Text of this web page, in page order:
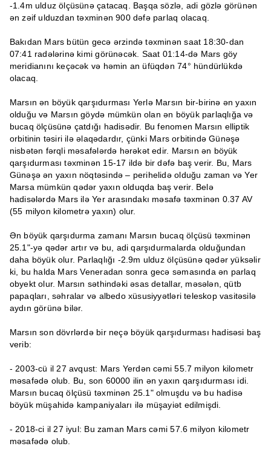
-1.4m ulduz ölçüsünə çatacaq. Başqa sözlə, adi gözlə görünən
ən zəif ulduzdan təxminən 900 dəfə parlaq olacaq.
Bakıdan Mars bütün gecə ərzində təxminən saat 18:30-dan
07:41 radələrinə kimi görünəcək. Saat 01:14-də Mars göy
meridianını keçəcək və həmin an üfüqdən 74° hündürlükdə
olacaq.
Marsın ən böyük qarşıdurması Yerlə Marsın bir-birinə ən yaxın
olduğu və Marsın göydə mümkün olan ən böyük parlaqlığa və
bucaq ölçüsünə çatdığı hadisədir. Bu fenomen Marsın elliptik
orbitinin təsiri ilə əlaqədardır, çünki Mars orbitində Günəşə
nisbətən fərqli məsafələrdə hərəkət edir. Marsın ən böyük
qarşıdurması təxminən 15-17 ildə bir dəfə baş verir. Bu, Mars
Günəşə ən yaxın nöqtəsində – perihelidə olduğu zaman və Yer
Marsa mümkün qədər yaxın olduqda baş verir. Belə
hadisələrdə Mars ilə Yer arasındakı məsafə təxminən 0.37 AV
(55 milyon kilometrə yaxın) olur.
Ən böyük qarşıdurma zamanı Marsın bucaq ölçüsü təxminən
25.1"-yə qədər artır və bu, adi qarşıdurmalarda olduğundan
daha böyük olur. Parlaqlığı -2.9m ulduz ölçüsünə qədər yüksəlir
ki, bu halda Mars Veneradan sonra gecə səmasında ən parlaq
obyekt olur. Marsın səthindəki əsas detallar, məsələn, qütb
papaqları, səhralar və albedo xüsusiyyətləri teleskop vasitəsilə
aydın görünə bilər.
Marsın son dövrlərdə bir neçə böyük qarşıdurması hadisəsi baş
verib:
- 2003-cü il 27 avqust: Mars Yerdən cəmi 55.7 milyon kilometr
məsafədə olub. Bu, son 60000 ilin ən yaxın qarşıdurması idi.
Marsın bucaq ölçüsü təxminən 25.1" olmuşdu və bu hadisə
böyük müşahidə kampaniyaları ilə müşayiət edilmişdi.
- 2018-ci il 27 iyul: Bu zaman Mars cəmi 57.6 milyon kilometr
məsafədə olub.